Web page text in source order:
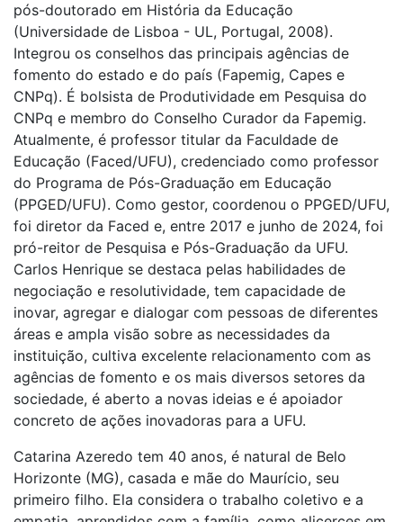
pós-doutorado em História da Educação
(Universidade de Lisboa - UL, Portugal, 2008).
Integrou os conselhos das principais agências de
fomento do estado e do país (Fapemig, Capes e
CNPq). É bolsista de Produtividade em Pesquisa do
CNPq e membro do Conselho Curador da Fapemig.
Atualmente, é professor titular da Faculdade de
Educação (Faced/UFU), credenciado como professor
do Programa de Pós-Graduação em Educação
(PPGED/UFU). Como gestor, coordenou o PPGED/UFU,
foi diretor da Faced e, entre 2017 e junho de 2024, foi
pró-reitor de Pesquisa e Pós-Graduação da UFU.
Carlos Henrique se destaca pelas habilidades de
negociação e resolutividade, tem capacidade de
inovar, agregar e dialogar com pessoas de diferentes
áreas e ampla visão sobre as necessidades da
instituição, cultiva excelente relacionamento com as
agências de fomento e os mais diversos setores da
sociedade, é aberto a novas ideias e é apoiador
concreto de ações inovadoras para a UFU.
Catarina Azeredo tem 40 anos, é natural de Belo
Horizonte (MG), casada e mãe do Maurício, seu
primeiro filho. Ela considera o trabalho coletivo e a